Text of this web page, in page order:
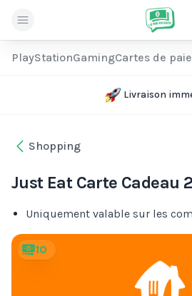
PlayStationGamingCartes de
Livraison
Shopping
Just Eat Carte Cadeau
Uniquement valable sur les
10